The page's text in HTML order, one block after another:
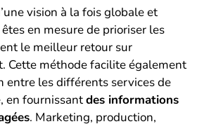
vision à la fois globale et
en mesure de prioriser les
le meilleur retour sur
Cette méthode facilite également
entre les différents services de
en fournissantdes informations
. Marketing, production,